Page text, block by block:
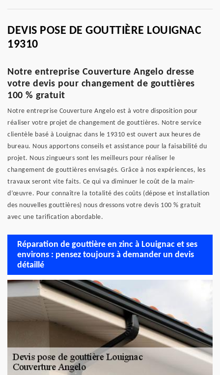
DEVIS POSE DE GOUTTIÈRE LOUIGNAC
19310
Notre entreprise Couverture Angelo dresse
votre devis pour changement de gouttières
100 % gratuit
Notre entreprise Couverture Angelo est à votre disposition pour
réaliser votre projet de changement de gouttières. Notre service
clientèle basé à Louignac dans le 19310 est ouvert aux heures de
bureau. Nous apportons conseils et assistance pour la faisabilité du
projet. Nous zingueurs sont les meilleurs pour réaliser le
changement de gouttières envisagés. Grâce à nos expériences, les
travaux seront vite faits. Ce qui va diminuer le coût de la main-
d’œuvre. Pour connaître la totalité des coûts (dépose et installation
des nouvelles gouttières) nous dressons votre devis 100 % gratuit
avec une tarification abordable.
Réparation de gouttière en zinc à Louignac et ses
environs : pensez toujours à demander un devis
détaillé